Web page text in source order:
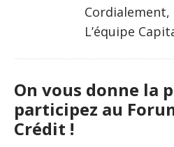
Cordialement,
L’équipe
On vous donne la
participez au
Crédit !